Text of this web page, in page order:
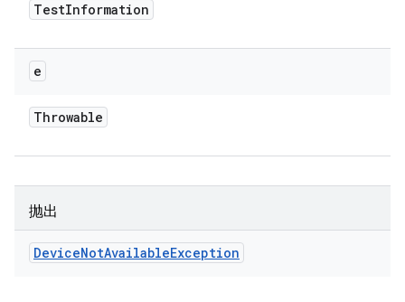
TestInformation
e
Throwable
抛出
DeviceNotAvailableException